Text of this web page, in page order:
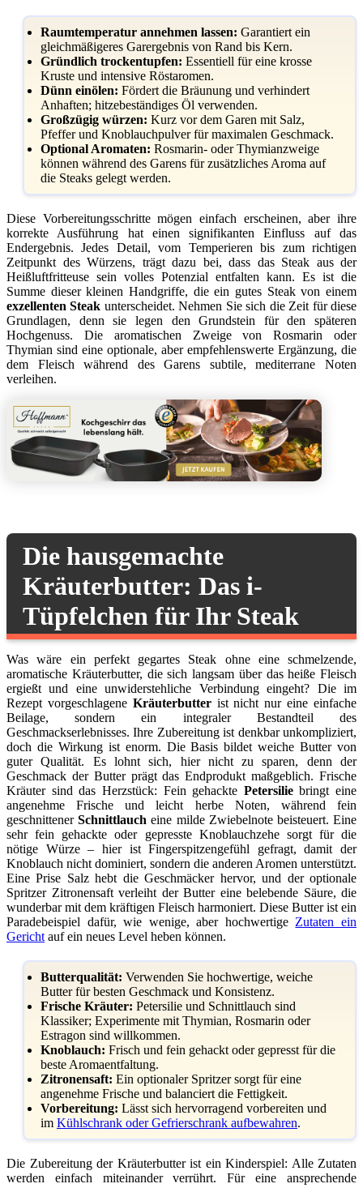
Raumtemperatur annehmen lassen: Garantiert ein
gleichmäßigeres Garergebnis von Rand bis Kern.
Gründlich trockentupfen: Essentiell für eine krosse
Kruste und intensive Röstaromen.
Dünn einölen: Fördert die Bräunung und verhindert
Anhaften; hitzebeständiges Öl verwenden.
Großzügig würzen: Kurz vor dem Garen mit Salz,
Pfeffer und Knoblauchpulver für maximalen Geschmack.
Optional Aromaten: Rosmarin- oder Thymianzweige
können während des Garens für zusätzliches Aroma auf
die Steaks gelegt werden.
Diese Vorbereitungsschritte mögen einfach erscheinen, aber ihre
korrekte Ausführung hat einen signifikanten Einfluss auf das
Endergebnis. Jedes Detail, vom Temperieren bis zum richtigen
Zeitpunkt des Würzens, trägt dazu bei, dass das Steak aus der
Heißluftfritteuse sein volles Potenzial entfalten kann. Es ist die
Summe dieser kleinen Handgriffe, die ein gutes Steak von einem
exzellenten Steak unterscheidet. Nehmen Sie sich die Zeit für diese
Grundlagen, denn sie legen den Grundstein für den späteren
Hochgenuss. Die aromatischen Zweige von Rosmarin oder
Thymian sind eine optionale, aber empfehlenswerte Ergänzung, die
dem Fleisch während des Garens subtile, mediterrane Noten
verleihen.
Die hausgemachte
Kräuterbutter: Das i-
Tüpfelchen für Ihr Steak
Was wäre ein perfekt gegartes Steak ohne eine schmelzende,
aromatische Kräuterbutter, die sich langsam über das heiße Fleisch
ergießt und eine unwiderstehliche Verbindung eingeht? Die im
Rezept vorgeschlagene Kräuterbutterist nicht nur eine einfache
Beilage, sondern ein integraler Bestandteil des
Geschmackserlebnisses. Ihre Zubereitung ist denkbar unkompliziert,
doch die Wirkung ist enorm. Die Basis bildet weiche Butter von
guter Qualität. Es lohnt sich, hier nicht zu sparen, denn der
Geschmack der Butter prägt das Endprodukt maßgeblich. Frische
Kräuter sind das Herzstück: Fein gehackte Petersiliebringt eine
angenehme Frische und leicht herbe Noten, während fein
geschnittenerSchnittlauch eine milde Zwiebelnote beisteuert. Eine
sehr fein gehackte oder gepresste Knoblauchzehe sorgt für die
nötige Würze – hier ist Fingerspitzengefühl gefragt, damit der
Knoblauch nicht dominiert, sondern die anderen Aromen unterstützt.
Eine Prise Salz hebt die Geschmäcker hervor, und der optionale
Spritzer Zitronensaft verleiht der Butter eine belebende Säure, die
wunderbar mit dem kräftigen Fleisch harmoniert. Diese Butter ist ein
Paradebeispiel dafür, wie wenige, aber hochwertige Zutaten ein
Gericht auf ein neues Level heben können.
Butterqualität: Verwenden Sie hochwertige, weiche
Butter für besten Geschmack und Konsistenz.
Frische Kräuter: Petersilie und Schnittlauch sind
Klassiker; Experimente mit Thymian, Rosmarin oder
Estragon sind willkommen.
Knoblauch: Frisch und fein gehackt oder gepresst für die
beste Aromaentfaltung.
Zitronensaft: Ein optionaler Spritzer sorgt für eine
angenehme Frische und balanciert die Fettigkeit.
Vorbereitung: Lässt sich hervorragend vorbereiten und
im Kühlschrank oder Gefrierschrank aufbewahren.
Die Zubereitung der Kräuterbutter ist ein Kinderspiel: Alle Zutaten
werden einfach miteinander verrührt. Für eine ansprechende